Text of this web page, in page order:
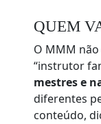
QUEM
O MMM
“instrutor
mestres e
diferentes
conteúdo,